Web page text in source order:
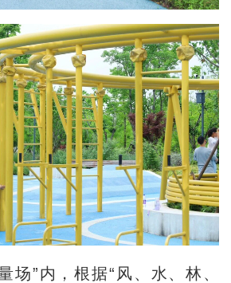
”内，根据“风、水、林、